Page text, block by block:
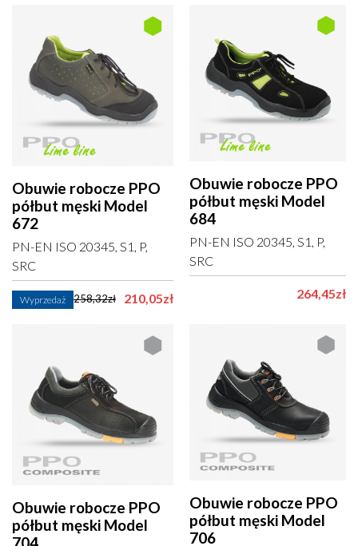
Obuwie robocze PPO
półbut męski Model
672
PN-EN ISO 20345, S1, P,
SRC
Wyprzedaż 258,32zł 210,05zł
Obuwie robocze PPO
półbut męski Model
684
PN-EN ISO 20345, S1, P,
SRC
264,45zł
Obuwie robocze PPO
półbut męski Model
Obuwie robocze PPO
półbut męski Model
706